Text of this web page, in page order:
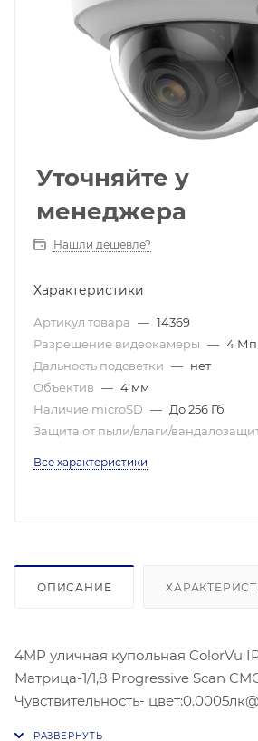
Уточняйте у
менеджера
Нашли дешевле?
Характеристики
Артикул товара — 14369
Разрешение видеокамеры — 4 Мп
Дальность подсветки — нет
Объектив — 4 мм
Наличие microSD — До 256 Гб
Защита от пыли/влаги/
Все характеристики
ОПИСАНИЕ
4MP уличная купольная ColorVu
Матрица-1/1,8 Progressive Scan
Чувствительность-